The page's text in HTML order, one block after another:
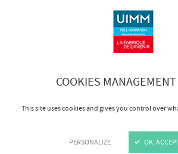
COOKIES
This site uses cookies and gives you control over
PERSONALIZE OK,
TAUX DE RÉUSSITE
EXAMENS*
100
PROFESSIONNELLE À 6